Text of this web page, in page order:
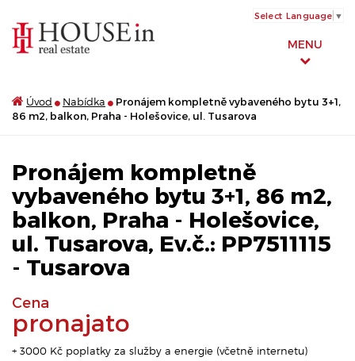
MENU
Select Language ▼
Úvod Nabídka
Pronájem kompletně vybaveného bytu 3+1,
86 m2, balkon, Praha - Holešovice, ul. Tusarova
Pronájem kompletně
vybaveného bytu 3+1, 86 m2,
balkon, Praha - Holešovice,
ul. Tusarova, Ev.č.: PP7511115
- Tusarova
Cena
pronajato
+ 3000 Kč poplatky za služby a energie (včetně internetu)